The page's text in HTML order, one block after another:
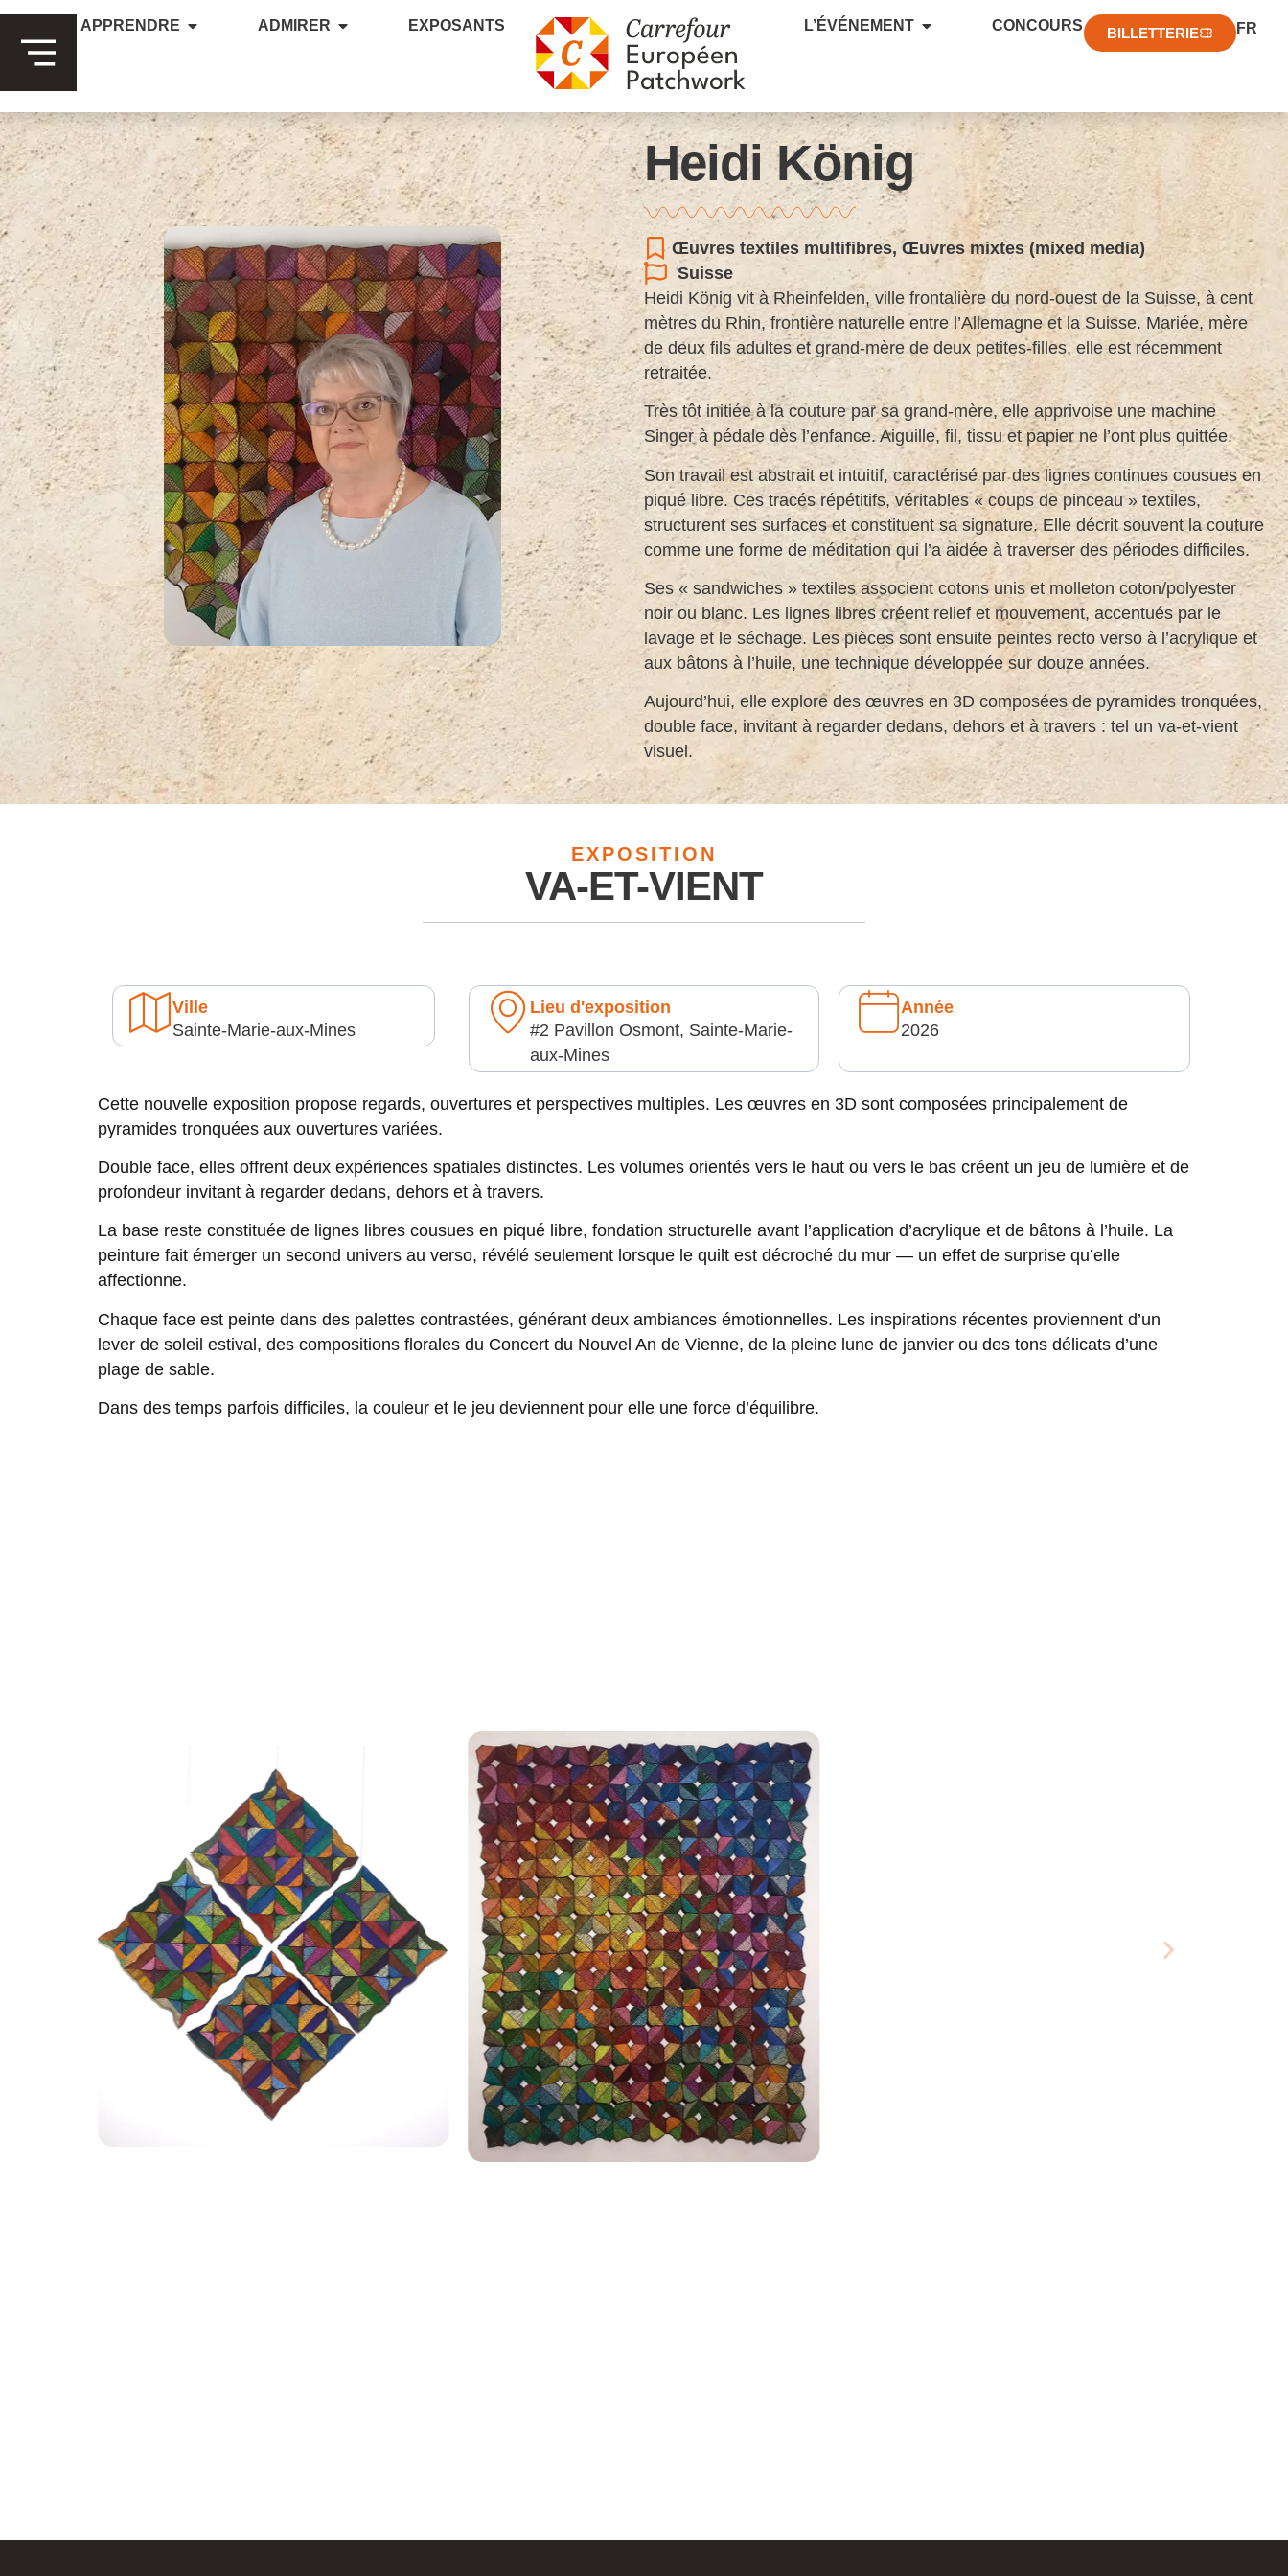
APPRENDRE ADMIRER EXPOSANTS L’ÉVÉNEMENT CONCOURS BILLETTERIE FR
DE
Heidi König
Œuvres textiles multifibres,Œuvres mixtes (mixed media)
Suisse
Heidi König vit à Rheinfelden, ville frontalière du nord-ouest de la Suisse, à cent
mètres du Rhin, frontière naturelle entre l’Allemagne et la Suisse. Mariée, mère
de deux fils adultes et grand-mère de deux petites-filles, elle est récemment
retraitée.
Très tôt initiée à la couture par sa grand-mère, elle apprivoise une machine
Singer à pédale dès l’enfance. Aiguille, fil, tissu et papier ne l’ont plus quittée.
Son travail est abstrait et intuitif, caractérisé par des lignes continues cousues en
piqué libre. Ces tracés répétitifs, véritables « coups de pinceau » textiles,
structurent ses surfaces et constituent sa signature. Elle décrit souvent la couture
comme une forme de méditation qui l’a aidée à traverser des périodes difficiles.
Ses « sandwiches » textiles associent cotons unis et molleton coton/polyester
noir ou blanc. Les lignes libres créent relief et mouvement, accentués par le
lavage et le séchage. Les pièces sont ensuite peintes recto verso à l’acrylique et
aux bâtons à l’huile, une technique développée sur douze années.
Aujourd’hui, elle explore des œuvres en 3D composées de pyramides tronquées,
double face, invitant à regarder dedans, dehors et à travers : tel un va-et-vient
visuel.
EXPOSITION
VA-ET-VIENT
Ville
Sainte-Marie-aux-Mines
Lieu d'exposition
#2 Pavillon Osmont, Sainte-Marie-
aux-Mines
Année
2026
Cette nouvelle exposition propose regards, ouvertures et perspectives multiples. Les œuvres en 3D sont composées principalement de
pyramides tronquées aux ouvertures variées.
Double face, elles offrent deux expériences spatiales distinctes. Les volumes orientés vers le haut ou vers le bas créent un jeu de lumière et de
profondeur invitant à regarder dedans, dehors et à travers.
La base reste constituée de lignes libres cousues en piqué libre, fondation structurelle avant l’application d’acrylique et de bâtons à l’huile. La
peinture fait émerger un second univers au verso, révélé seulement lorsque le quilt est décroché du mur — un effet de surprise qu’elle
affectionne.
Chaque face est peinte dans des palettes contrastées, générant deux ambiances émotionnelles. Les inspirations récentes proviennent d’un
lever de soleil estival, des compositions florales du Concert du Nouvel An de Vienne, de la pleine lune de janvier ou des tons délicats d’une
plage de sable.
Dans des temps parfois difficiles, la couleur et le jeu deviennent pour elle une force d’équilibre.